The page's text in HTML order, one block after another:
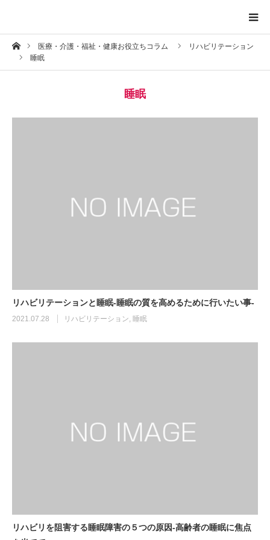
ホーム医療・介護・福祉・健康お役立ちコラム
リハビリテーション
睡眠
睡眠
リハビリテーションと睡眠-睡眠の質を高めるために行いたい事-
2021.07.28 リハビリテーション, 睡眠
リハビリを阻害する睡眠障害の５つの原因-高齢者の睡眠に焦点
トップページ
お問い合わせ